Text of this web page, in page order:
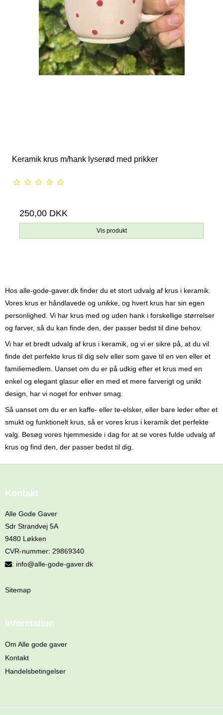
Keramik krus m/hank lyserød med prikker
250,00 DKK
Vis produkt
Hos alle-gode-gaver.dk finder du et stort udvalg af krus i keramik.
Vores krus er håndlavede og unikke, og hvert krus har sin egen
personlighed. Vi har krus med og uden hank i forskellige størrelser
og farver, så du kan finde den, der passer bedst til dine behov.
Vi har et bredt udvalg af krus i keramik, og vi er sikre på, at du vil
finde det perfekte krus til dig selv eller som gave til en ven eller et
familiemedlem. Uanset om du er på udkig efter et krus med en
enkel og elegant glasur eller en med et mere farverigt og unikt
design, har vi noget for enhver smag.
Så uanset om du er en kaffe- eller te-elsker, eller bare leder efter et
smukt og funktionelt krus, så er vores krus i keramik det perfekte
valg. Besøg vores hjemmeside i dag for at se vores fulde udvalg af
krus og find den, der passer bedst til dig.
Kontakt
Alle Gode Gaver
Sdr Strandvej 5A
9480 Løkken
CVR-nummer: 29869340
: info@alle-gode-gaver.dk
Sitemap
Information
Om Alle gode gaver
Kontakt
Handelsbetingelser